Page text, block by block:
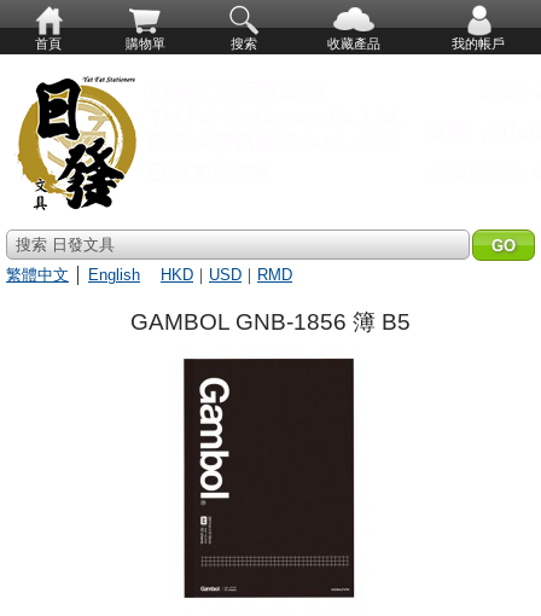
首頁 購物單 搜索 收藏產品 我的帳戶
搜索 日發文具
繁體中文
English HKD ｜ USD ｜ RMD
GAMBOL GNB-1856 簿 B5